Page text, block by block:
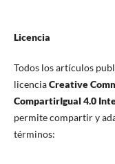
Licencia
Todos los artículos
licenciaCreative
CompartirIgual 4.0
permite compartir y
términos: